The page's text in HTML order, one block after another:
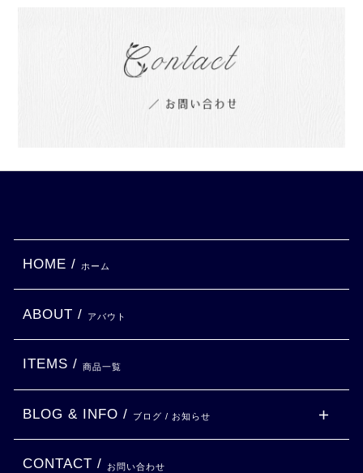
HOME / ホーム
ABOUT / アバウト
ITEMS / 商品一覧
BLOG & INFO / ブログ / お知らせ
CONTACT / お問い合わせ